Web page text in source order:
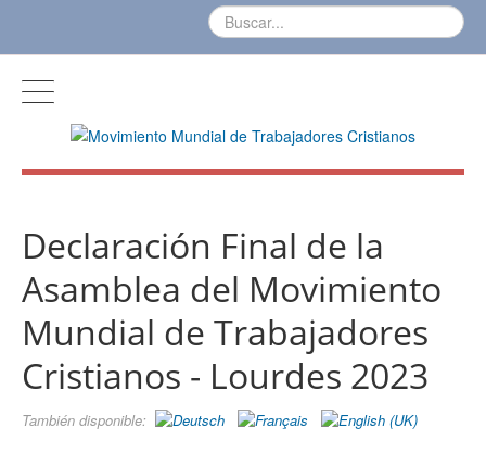
Declaración Final de la
Asamblea del Movimiento
Mundial de Trabajadores
Cristianos - Lourdes 2023
También disponible: